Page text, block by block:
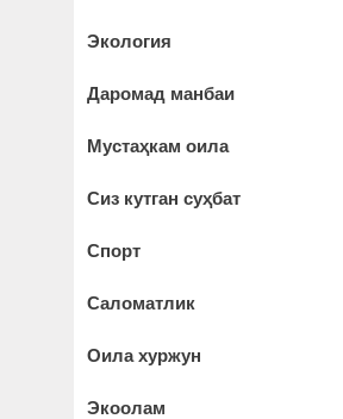
Экология
Даромад манбаи
Мустаҳкам оила
Сиз кутган суҳбат
Спорт
Саломатлик
Оила хуржун
Экоолам